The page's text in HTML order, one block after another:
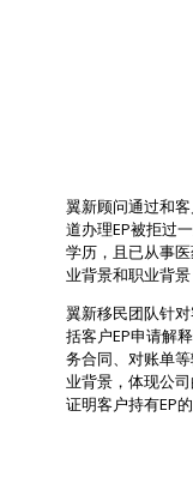
翼新顾问通过和
道办理EP被拒过
学历，且已从事
业背景和职业背景
翼新移民团队针
括客户EP申请解
务合同、对账单
业背景，体现公
证明客户持有EP的